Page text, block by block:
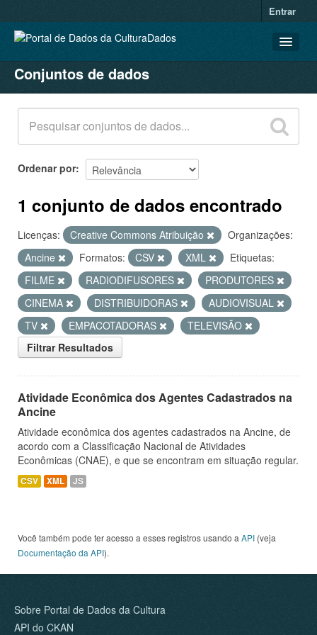
Entrar
CONJUNTOS DE DADOS
ORGANIZAÇÕES
GRUPOS
SOBRE
Conjuntos de dados
Ordenar por
1 conjunto de dados encontrado
Licenças: Creative Commons Atribuição
Organizações:
Ancine
Formatos: CSV XML
Etiquetas:
FILME
RADIODIFUSORES
PRODUTORES
CINEMA
DISTRIBUIDORAS
AUDIOVISUAL
TV
EMPACOTADORAS
TELEVISÃO
Filtrar Resultados
Atividade Econômica dos Agentes Cadastrados na
Ancine
Atividade econômica dos agentes cadastrados na Ancine, de
acordo com a Classificação Nacional de Atividades
Econômicas (CNAE), e que se encontram em situação regular.
CSV XML JS
Você também pode ter acesso a esses registros usando a API (veja
Documentação da API).
Sobre Portal de Dados da Cultura
API do CKAN